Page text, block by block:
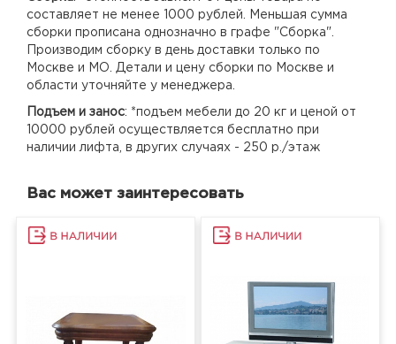
составляет не менее 1000 рублей. Меньшая сумма
сборки прописана однозначно в графе "Сборка".
Производим сборку в день доставки только по
Москве и МО. Детали и цену сборки по Москве и
области уточняйте у менеджера.
Подъем и занос: *подъем мебели до 20 кг и ценой от
10000 рублей осуществляется бесплатно при
наличии лифта, в других случаях - 250 р./этаж
Вас может заинтересовать